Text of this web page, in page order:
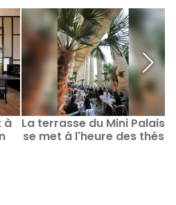
à
La terrasse du Mini Palais
se met à l'heure des thés